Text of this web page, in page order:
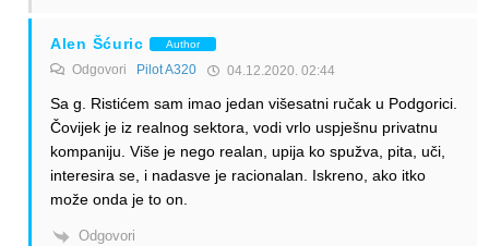
Alen Šćuric Author
Odgovori Pilot A320 04.12.2020. 02:44
Sa g. Ristićem sam imao jedan višesatni ručak u Podgorici.
Čovijek je iz realnog sektora, vodi vrlo uspješnu privatnu
kompaniju. Više je nego realan, upija ko spužva, pita, uči,
interesira se, i nadasve je racionalan. Iskreno, ako itko
može onda je to on.
Odgovori